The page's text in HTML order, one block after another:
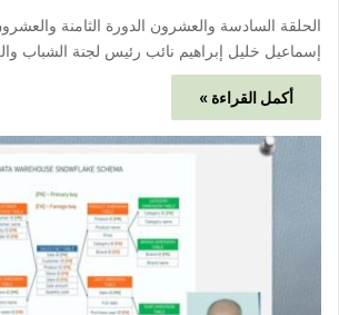
إسماعيل خليل إبراهيم نائب رئيس لجنة الشباب
أكمل القراءة »